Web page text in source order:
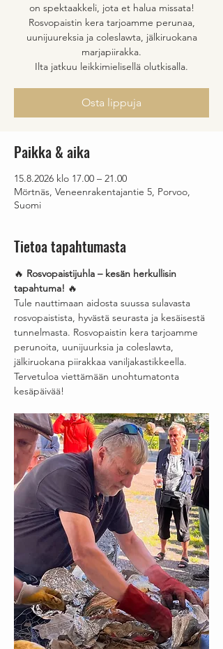
on spektaakkeli, jota et halua missata!
Rosvopaistin kera tarjoamme perunaa,
uunijuureksia ja coleslawta, jälkiruokana
marjapiirakka.
Ilta jatkuu leikkimielisellä olutkisalla.
Osta lippuja
Paikka & aika
15.8.2026 klo 17.00 – 21.00
Mörtnäs, Veneenrakentajantie 5, Porvoo,
Suomi
Tietoa tapahtumasta
🔥 Rosvopaistijuhla – kesän herkullisin
tapahtuma! 🔥
Tule nauttimaan aidosta suussa sulavasta
rosvopaistista, hyvästä seurasta ja kesäisestä
tunnelmasta. Rosvopaistin kera tarjoamme
perunoita, uunijuurksia ja coleslawta,
jälkiruokana piirakkaa vaniljakastikkeella.
Tervetuloa viettämään unohtumatonta
kesäpäivää!